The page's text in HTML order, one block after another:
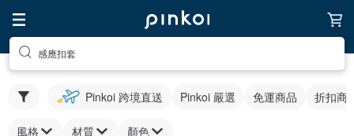
感應扣套
Pinkoi 跨境直送 Pinkoi 嚴選 免運商品 折扣商
風格 材質 顏色